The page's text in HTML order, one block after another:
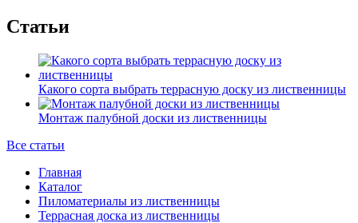
Статьи
Какого сорта выбрать террасную доску из лиственницы
Монтаж палубной доски из лиственницы
Все статьи
Главная
Каталог
Пиломатериалы из лиственницы
Террасная доска из лиственницы